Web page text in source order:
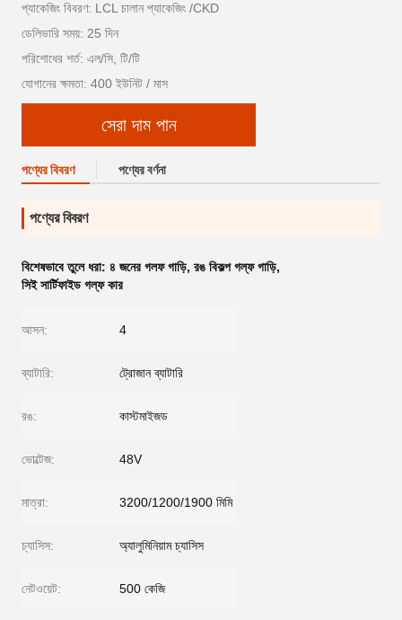
প্যাকেজিং বিবরণ: LCL চালান প্যাকেজিং /CKD
ডেলিভারি সময়: 25 দিন
পরিশোধের শর্ত: এল/সি, টি/টি
যোগানের ক্ষমতা: 400 ইউনিট / মাস
সেরা দাম পান
পণ্যের বিবরণ পণ্যের বর্ণনা
পণ্যের বিবরণ
বিশেষভাবে তুলে ধরা: ৪ জনের গলফ গাড়ি, রঙ বিকল্প গল্ফ গাড়ি,
সিই সার্টিফাইড গল্ফ কার
আসন: 4
ব্যাটারি: ট্রোজান ব্যাটারি
রঙ: কাস্টমাইজড
ভোল্টেজ: 48V
মাত্রা: 3200/1200/1900 মিমি
চ্যাসিস: অ্যালুমিনিয়াম চ্যাসিস
নেটওয়েট: 500 কেজি